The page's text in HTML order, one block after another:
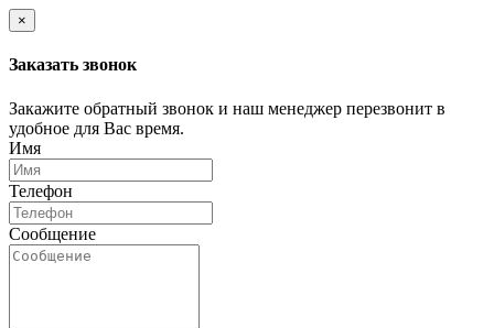
×
Заказать звонок
Закажите обратный звонок и наш менеджер перезвонит в
удобное для Вас время.
Имя
Телефон
Сообщение